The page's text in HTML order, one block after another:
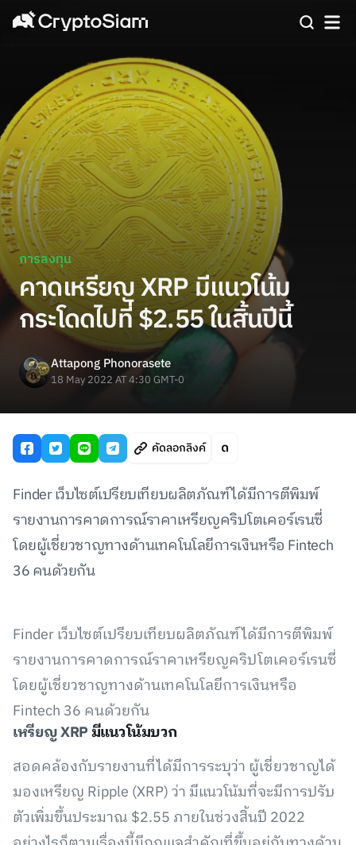
การลงทุน
คาดเหรียญ XRP มีแนวโน้ม
กระโดดไปที่ $2.55 ในสิ้นปีนี้
Attapong Phonorasete
18 May 2022 AT 4:30 GMT-0
คัดลอกลิงค์
Finder เว็บไซต์เปรียบเทียบผลิตภัณฑ์ได้มีการตีพิมพ์
รายงานการคาดการณ์ราคาเหรียญคริปโตเคอร์เรนซี่
โดยผู้เชี่ยวชาญทางด้านเทคโนโลยีการเงินหรือ Fintech
36 คนด้วยกัน
Finder เว็บไซต์เปรียบเทียบผลิตภัณฑ์ได้มีการตีพิมพ์
รายงานการคาดการณ์ราคาเหรียญคริปโตเคอร์เรนซี่
โดยผู้เชี่ยวชาญทางด้านเทคโนโลยีการเงินหรือ
Fintech 36 คนด้วยกัน
เหรียญ XRPมีแนวโน้มบวก
สอดคล้องกับรายงานที่ได้มีการระบุว่า ผู้เชี่ยวชาญได้
มองเหรียญ Ripple (XRP) ว่า มีแนวโน้มที่จะมีการปรับ
ตัวเพิ่มขึ้นประมาณ $2.55 ภายในช่วงสิ้นปี 2022